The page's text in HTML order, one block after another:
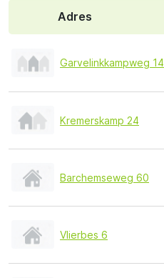
Adres
Garvelinkkampweg 14
Kremerskamp 24
Barchemseweg 60
Vlierbes 6